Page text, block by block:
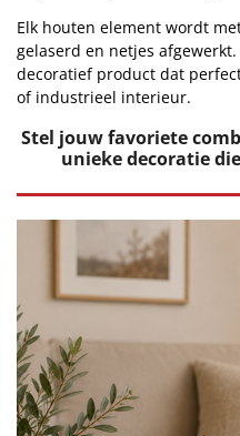
Elk houten element wordt
gelaserd en netjes
decoratief product dat
of industrieel interieur.
Stel jouw favoriete
unieke decoratie